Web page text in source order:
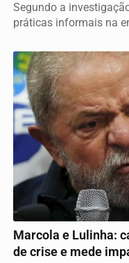
Segundo a
práticas informais na
TUDO EM CASA
Marcola e Lulinha:
de crise e mede